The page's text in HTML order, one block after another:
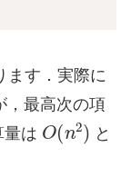
ます．実際に
最高次の項
は O(n2) と